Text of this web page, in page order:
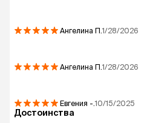
Ангелина П.1/28/2026
Ангелина П.1/28/2026
Евгения -.10/15/2025
Достоинства